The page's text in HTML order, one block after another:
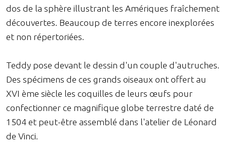
dos de la sphère illustrant les Amériques fraîchement
découvertes. Beaucoup de terres encore inexplorées
et non répertoriées.
Teddy pose devant le dessin d'un couple d'autruches.
Des spécimens de ces grands oiseaux ont offert au
XVI ème siècle les coquilles de leurs œufs pour
confectionner ce magnifique globe terrestre daté de
1504 et peut-être assemblé dans l'atelier de Léonard
de Vinci.